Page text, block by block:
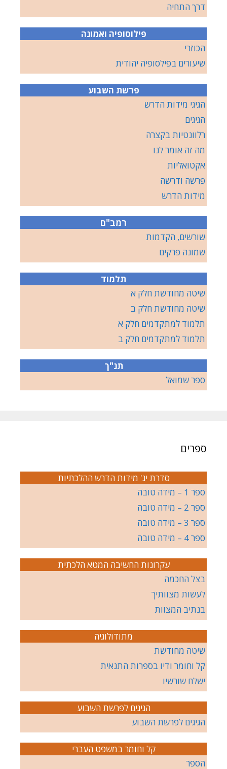
דרך התחיה
פילוסופיה ואמונה
הכוזרי
שיעורים בפילסופיה יהודית
פרשת השבוע
הגיגי מידות הדרש
הגיגים
רלוונטיות בקצרה
מה זה אומר לנו
אקטואליות
פרשה ודרשה
מידות הדרש
רמב"ם
שורשים, הקדמות
שמונה פרקים
תלמוד
שיטה מחודשת חלק א
שיטה מחודשת חלק ב
תלמוד למתקדמים חלק א
תלמוד למתקדמים חלק ב
תנ"ך
ספר שמואל
ספרים
סדרת יג' מידות הדרש ההלכתיות
ספר 1 – מידה טובה
ספר 2 – מידה טובה
ספר 3 – מידה טובה
ספר 4 – מידה טובה
עקרונות החשיבה המטא הלכתית
בצל החכמה
לעשות מצוותיך
בנתיב המצוות
מתודולוגיה
שיטה מחודשת
קל וחומר ודיו בספרות התנאית
ישלח שורשיו
הגיגים לפרשת השבוע
הגיגים לפרשת השבוע
קל וחומר במשפט העברי
הספר